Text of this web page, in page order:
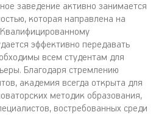
заведение активно занимается
которая направлена на
эффективно передавать
всем студентам для
Благодаря стремлению
академия всегда открыта для
методик образования,
востребованных среди